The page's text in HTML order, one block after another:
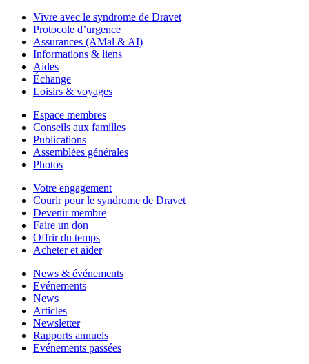
Vivre avec le syndrome de Dravet
Protocole d’urgence
Assurances (AMal & AI)
Informations & liens
Aides
Échange
Loisirs & voyages
Espace membres
Conseils aux familles
Publications
Assemblées générales
Photos
Votre engagement
Courir pour le syndrome de Dravet
Devenir membre
Faire un don
Offrir du temps
Acheter et aider
News & événements
Evénements
News
Articles
Newsletter
Rapports annuels
Evénements passées